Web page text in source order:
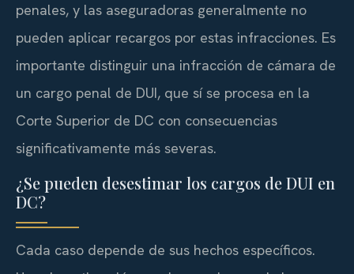
penales, y las aseguradoras generalmente no
pueden aplicar recargos por estas infracciones. Es
importante distinguir una infracción de cámara de
un cargo penal de DUI, que sí se procesa en la
Corte Superior de DC con consecuencias
significativamente más severas.
¿Se pueden desestimar los cargos de DUI en
DC?
Cada caso depende de sus hechos específicos.